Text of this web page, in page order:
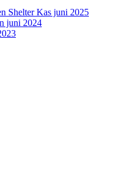
Shelter Kas juni 2025
juni 2024